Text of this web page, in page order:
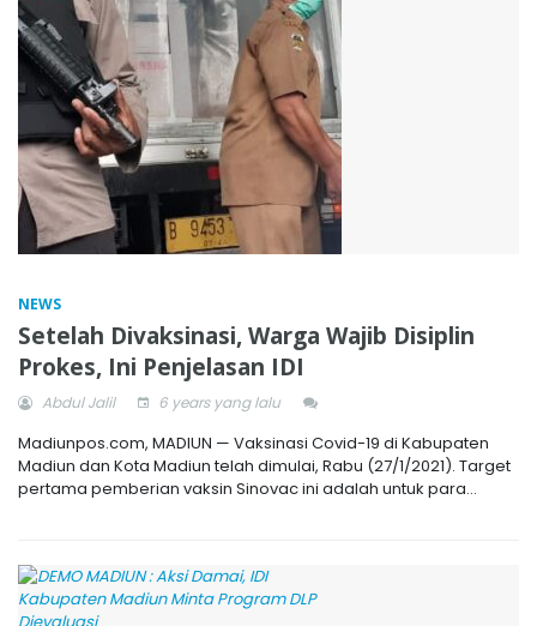
NEWS
Setelah Divaksinasi, Warga Wajib Disiplin
Prokes, Ini Penjelasan IDI
Abdul Jalil 6 years yang lalu
Madiunpos.com, MADIUN — Vaksinasi Covid-19 di Kabupaten
Madiun dan Kota Madiun telah dimulai, Rabu (27/1/2021). Target
pertama pemberian vaksin Sinovac ini adalah untuk para...